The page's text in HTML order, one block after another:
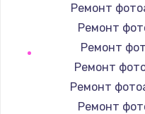
Замена
Ремонт
Ремонт
Ремонт
Ремонт
Ремонт
Ремонт